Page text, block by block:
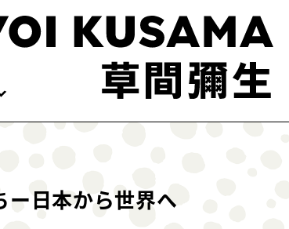
ー日本から世界へ